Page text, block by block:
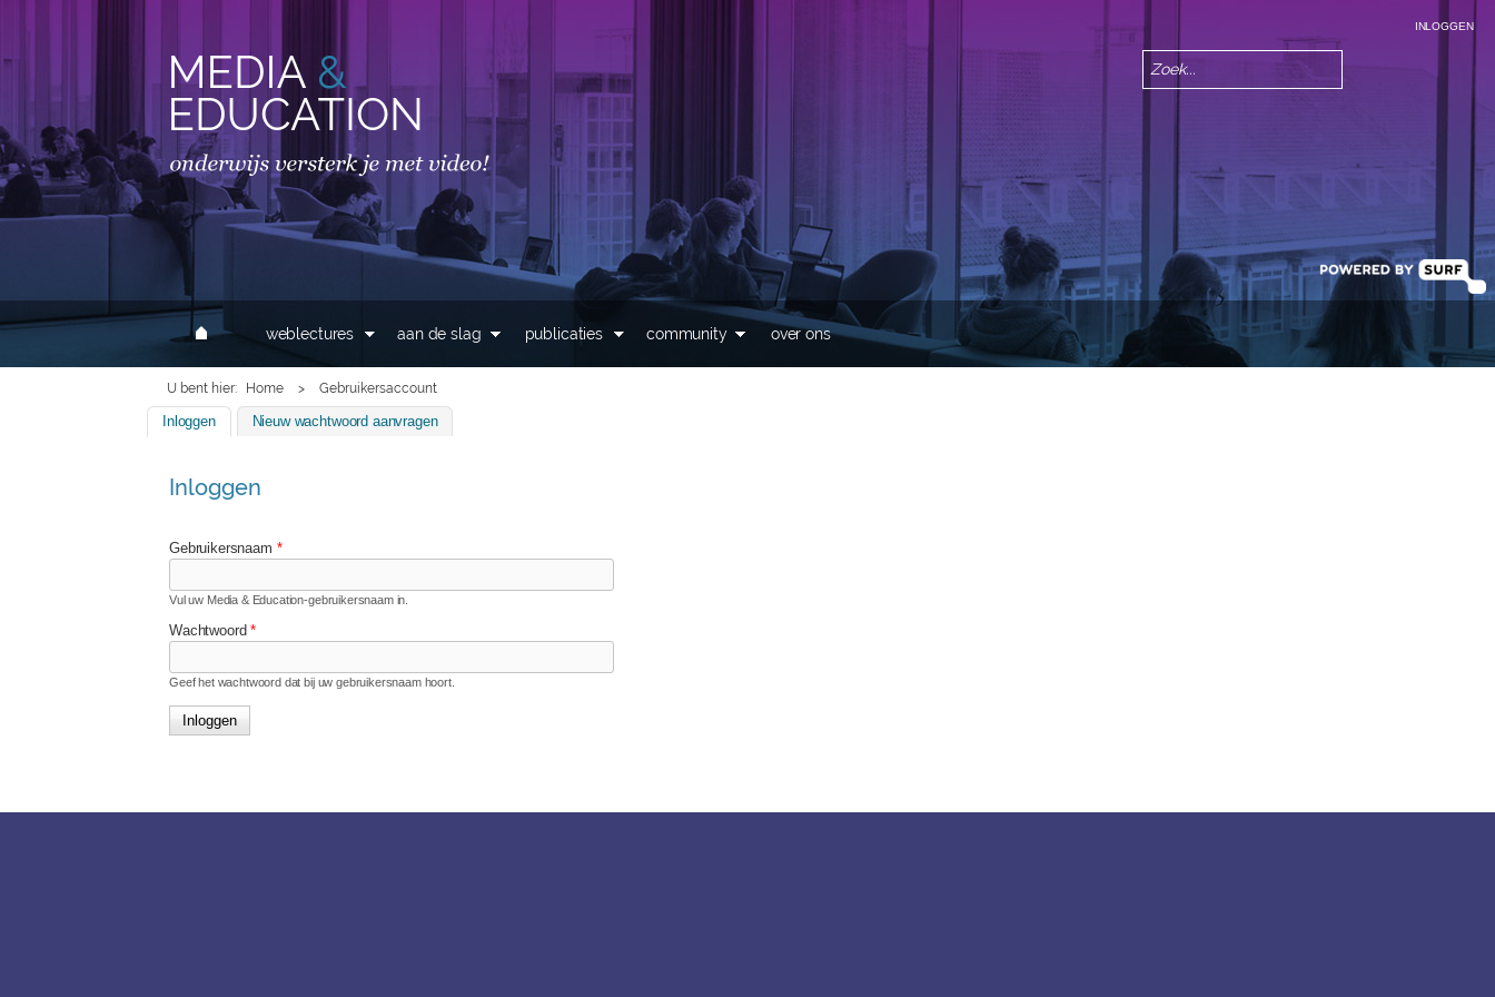
MAIN MENU
weblectures aan de slag publicaties community over ons
Zoekveld
Zoeken
INLOGGEN
U bent hier Home > Gebruikersaccount
Inloggen(actieve tabblad)
Nieuw wachtwoord aanvragen
Inloggen
Gebruikersnaam *
Vul uw Media & Education-gebruikersnaam in.
Wachtwoord*
Geef het wachtwoord dat bij uw gebruikersnaam hoort.